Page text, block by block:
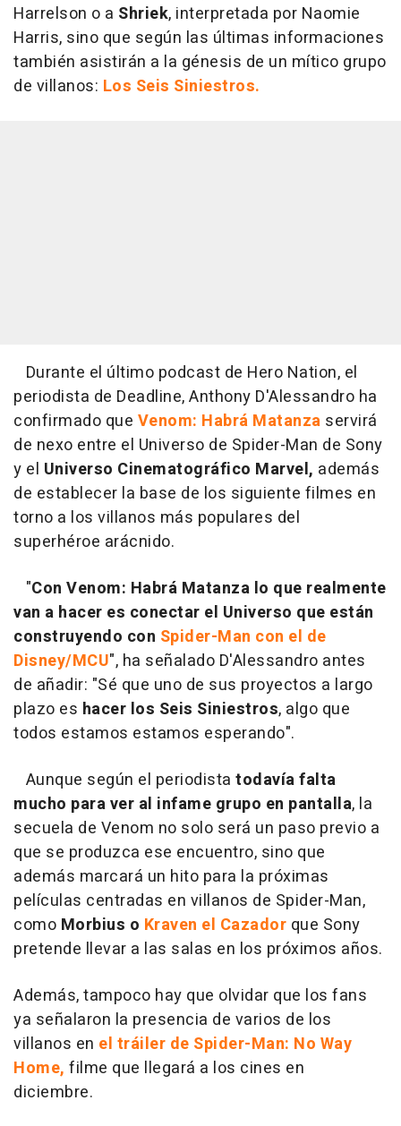
Harrelson o a Shriek, interpretada por Naomie
Harris, sino que según las últimas informaciones
también asistirán a la génesis de un mítico grupo
de villanos: Los Seis Siniestros.
Durante el último podcast de Hero Nation, el
periodista de Deadline, Anthony D'Alessandro ha
confirmado que Venom: Habrá Matanza servirá
de nexo entre el Universo de Spider-Man de Sony
y el Universo Cinematográfico Marvel, además
de establecer la base de los siguiente filmes en
torno a los villanos más populares del
superhéroe arácnido.
"Con Venom: Habrá Matanza lo que realmente
van a hacer es conectar el Universo que están
construyendo con Spider-Man con el de
Disney/MCU", ha señalado D'Alessandro antes
de añadir: "Sé que uno de sus proyectos a largo
plazo es hacer los Seis Siniestros, algo que
todos estamos estamos esperando".
Aunque según el periodista todavía falta
mucho para ver al infame grupo en pantalla, la
secuela de Venom no solo será un paso previo a
que se produzca ese encuentro, sino que
además marcará un hito para la próximas
películas centradas en villanos de Spider-Man,
como Morbius o Kraven el Cazador que Sony
pretende llevar a las salas en los próximos años.
Además, tampoco hay que olvidar que los fans
ya señalaron la presencia de varios de los
villanos en el tráiler de Spider-Man: No Way
Home, filme que llegará a los cines en
diciembre.